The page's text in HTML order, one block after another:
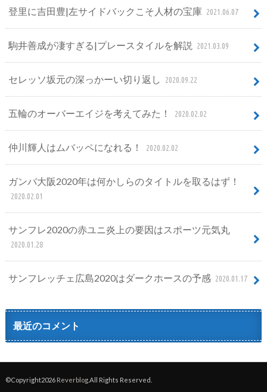
登里に吉田豊|左サイドバックこそ人材の宝庫 2021.06.07
駒井善成が凄すぎる|プレースタイルを解説 2021.03.09
セレッソ坂元の深っかーい切り返し 2020.09.22
五輪のオーバーエイジを考えてみた！ 2020.02.02
仲川輝人はムバッペになれる！ 2020.02.02
ガンバ大阪2020年は何かしらのタイトルを取るはず！
2020.02.01
サンフレ2020の赤ユニ炎上の要因はスポーツ元気丸
2020.01.28
サンフレッチェ広島2020はダークホースの予感 2020.01.17
最近のコメント
©Copyright2026 Reverblog.All Rights Reserved.